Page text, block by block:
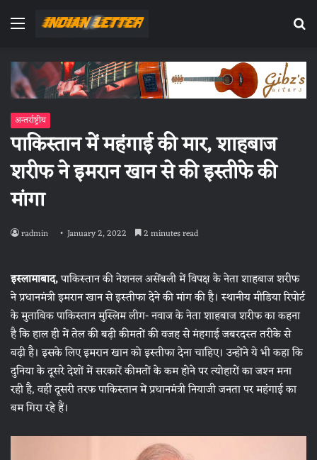
Menu
अन्तर्राष्ट्रीय
पाकिस्तान में महंगाई की मार, शाहबाज
शरीफ ने इमरान खान से की इस्तीफे की
मांगा
radmin January 2, 2022 2 minutes read
इस्‍लामाबाद,पाकिस्‍तान की नेशनल असेंबली में विपक्ष के नेता शाहबाज शरीफ
ने प्रधानमंत्री इमरान खान से इस्‍तीफा देने की मांग की है। स्‍थानीय मीडिया रिपोर्ट
के मुताबिक पाकिस्‍तान मुस्लिम लीग- नवाज के नेता शाहबाज शरीफ का कहना
है कि हाल ही में तेल की बढ़ी कीमतों की वजह से मंहगाई जबरदस्‍त तरीके से
बढ़ी है। इसके लिए इमरान खान को इस्‍तीफा देना चाहिए। उन्‍होंने ये भी कहा कि
दुनिया के दूसरे देशों में सरकारें कीमतों के कम होने पर त्‍योहारों का जश्‍न मना
रही है, वहीं दूसरी तरफ पाकिस्‍तान में प्रधानमंत्री नियाजी जनता पर महंगाई का
बम गिरा रहे हैं।